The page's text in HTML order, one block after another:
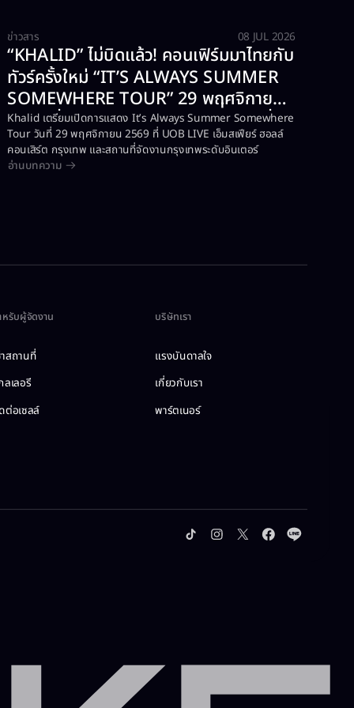
ข่าวสาร 08 JUL 2026
“KHALID” ไม่บิดแล้ว! คอนเฟิร์มมาไทยกับ
ทัวร์ครั้งใหม่ “IT’S ALWAYS SUMMER
SOMEWHERE TOUR” 29 พฤศจิกายน
2569 ที่ UOB LIVE เอ็มสเฟียร์ สถานที่จัด
คอนเสิร์ตกรุงเทพระดับอินเตอร์
Khalid เตรียมเปิดการแสดง It’s Always Summer Somewhere
Tour วันที่ 29 พฤศจิกายน 2569 ที่ UOB LIVE เอ็มสเฟียร์ ฮอลล์
คอนเสิร์ต กรุงเทพ และสถานที่จัดงานกรุงเทพระดับอินเตอร์
อ่านบทความ
หรับผู้จัดงาน
าสถานที่​
ลเลอรี​
ต่อเซลล์​
บริษัทเรา​
แรงบันดาลใจ​
เกี่ยวกับเรา
พาร์ตเนอร์​